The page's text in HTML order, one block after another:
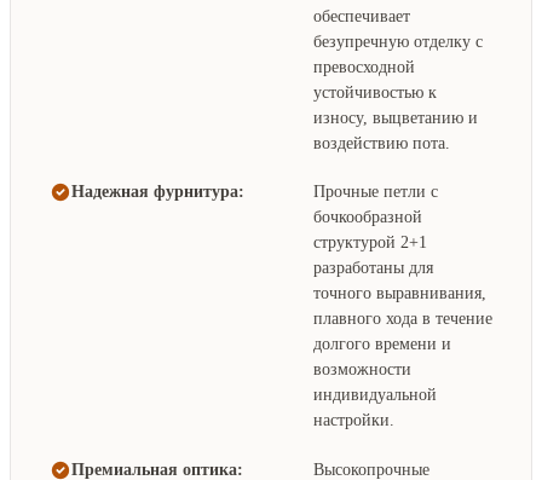
обеспечивает
безупречную отделку с
превосходной
устойчивостью к
износу, выцветанию и
воздействию пота.
Надежная фурнитура:
Прочные петли с
бочкообразной
структурой 2+1
разработаны для
точного выравнивания,
плавного хода в течение
долгого времени и
возможности
индивидуальной
настройки.
Премиальная оптика:
Высокопрочные